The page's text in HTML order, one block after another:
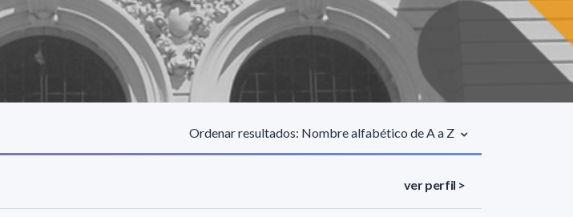
Ordenar resultados: Nombre alfabético de A a Z
ver perfil >